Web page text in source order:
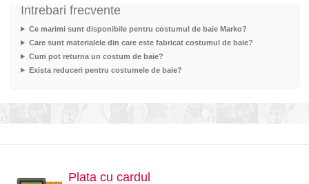
Intrebari frecvente
Ce marimi sunt disponibile pentru costumul de baie Marko?
Care sunt materialele din care este fabricat costumul de baie?
Cum pot returna un costum de baie?
Exista reduceri pentru costumele de baie?
Plata cu cardul